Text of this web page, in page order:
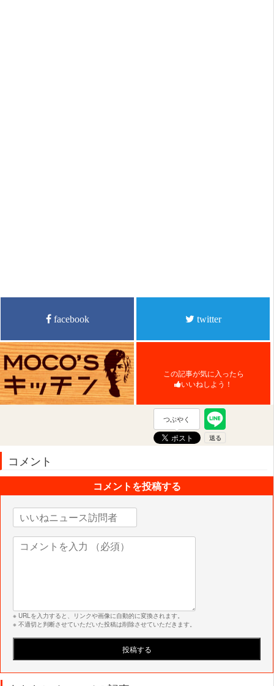
facebook twitter
この記事が気に入ったら
いいねしよう！
つぶやく
コメント
コメントを投稿する
※ URLを入力すると、リンクや画像に自動的に変換されます。
※ 不適切と判断させていただいた投稿は削除させていただきます。